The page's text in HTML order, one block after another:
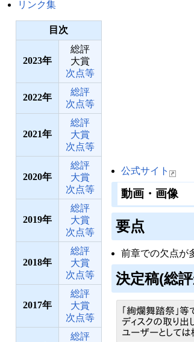
リンク集
目次
2023
総評
大賞
次点等
2022
総評
次点等
2021
総評
大賞
次点等
2020
総評
大賞
次点等
2019
総評
大賞
次点等
2018
総評
大賞
次点等
2017
総評
大賞
次点等
総評
公式サイト
動画・画像
要点
前章での欠点が
決定稿(総
「絢爛舞踏祭」
ディスクの取り
ユーザーとして